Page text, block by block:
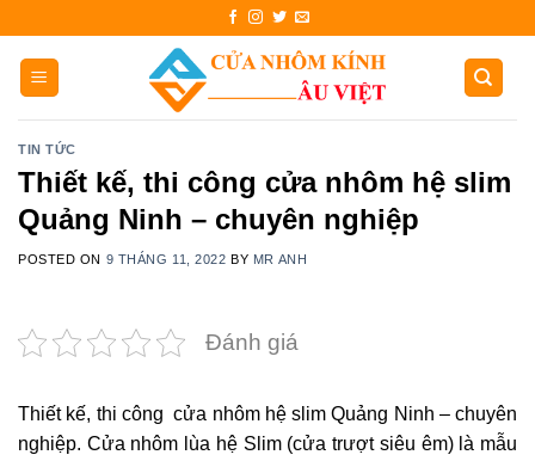
content
TIN TỨC
Thiết kế, thi công cửa nhôm hệ slim
Quảng Ninh – chuyên nghiệp
POSTED ON 9 THÁNG 11, 2022 BY MR ANH
Đánh giá
Thiết kế, thi công cửa nhôm hệ slim Quảng Ninh – chuyên
nghiệp. Cửa nhôm lùa hệ Slim (cửa trượt siêu êm) là mẫu